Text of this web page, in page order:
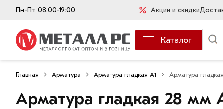
Пн-Пт 08:00-19:00 Акции и скидки
Каталог
Главная Арматура Арматура гладкая А1 Арматура
Арматура гладкая 28 мм